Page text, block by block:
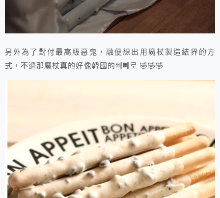
另外為了對付最高級惡鬼，融便想出用魔杖製造結界的方
式，不過那魔杖真的好像韓國的빼빼로 🤣🤣🤣